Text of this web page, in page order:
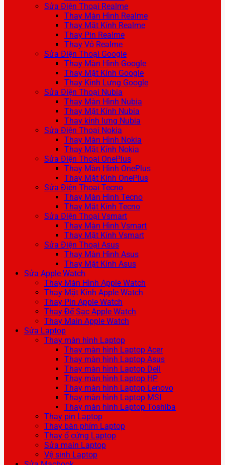
Sửa Điện Thoại Realme
Thay Màn Hình Realme
Thay Mặt Kính Realme
Thay Pin Realme
Thay Vỏ Realme
Sửa Điện Thoại Google
Thay Màn Hình Google
Thay Mặt Kính Google
Thay Kính Lưng Google
Sửa Điện Thoại Nubia
Thay Màn Hình Nubia
Thay Mặt Kính Nubia
Thay kính lưng Nubia
Sửa Điện Thoại Nokia
Thay Màn Hình Nokia
Thay Mặt Kính Nokia
Sửa Điện Thoại OnePlus
Thay Màn Hình OnePlus
Thay Mặt Kính OnePlus
Sửa Điện Thoại Tecno
Thay Màn Hình Tecno
Thay Mặt Kính Tecno
Sửa Điện Thoại Vsmart
Thay Màn Hình Vsmart
Thay Mặt Kính Vsmart
Sửa Điện Thoại Asus
Thay Màn Hình Asus
Thay Mặt Kính Asus
Sửa Apple Watch
Thay Màn Hình Apple Watch
Thay Mặt Kính Apple Watch
Thay Pin Apple Watch
Thay Đế Sạc Apple Watch
Thay Main Apple Watch
Sửa Laptop
Thay màn hình Laptop
Thay màn hình Laptop Acer
Thay màn hình Laptop Asus
Thay màn hình Laptop Dell
Thay màn hình Laptop HP
Thay màn hình Laptop Lenovo
Thay màn hình Laptop MSI
Thay màn hình Laptop Toshiba
Thay pin Laptop
Thay bàn phím Laptop
Thay ổ cứng Laptop
Sửa main Laptop
Vệ sinh Laptop